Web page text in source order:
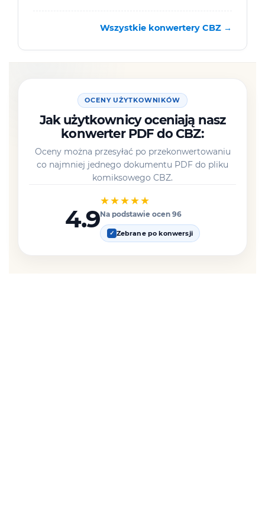
Wszystkie konwertery CBZ →
OCENY UŻYTKOWNIKÓW
Jak użytkownicy oceniają nasz
konwerter PDF do CBZ:
Oceny można przesyłać po przekonwertowaniu
co najmniej jednego dokumentu PDF do pliku
komiksowego CBZ.
4.9
★★★★★
Na podstawie ocen 96
✓ Zebrane po konwersji